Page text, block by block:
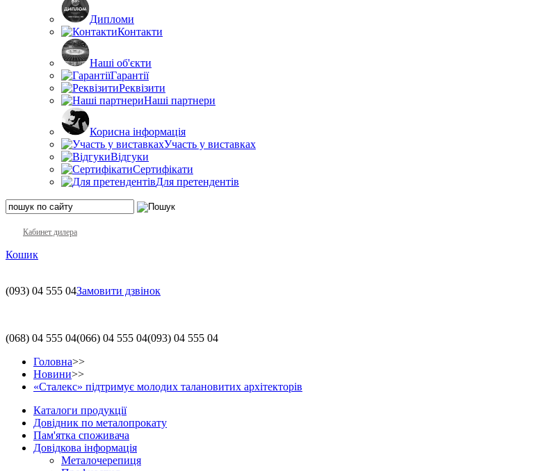
Дипломи
Контакти
Наші об'єкти
Гарантії
Реквізити
Наші партнери
Корисна інформація
Участь у виставках
Відгуки
Сертифікати
Для претендентів
Кабинет дилера
Кошик
(093) 04 555 04Замовити дзвінок
(068) 04 555 04(066) 04 555 04(093) 04 555 04
Головна>>
Новини>>
«Сталекс» підтримує молодих талановитих архітекторів
Каталоги продукції
Довідник по металопрокату
Пам'ятка споживача
Довідкова інформація
Металочерепиця